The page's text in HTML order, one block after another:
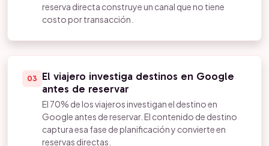
reserva directa construye un canal que no tiene
costo por transacción.
03
El viajero investiga destinos en Google
antes de reservar
El 70% de los viajeros investigan el destino en
Google antes de reservar. El contenido de destino
captura esa fase de planificación y convierte en
reservas directas.